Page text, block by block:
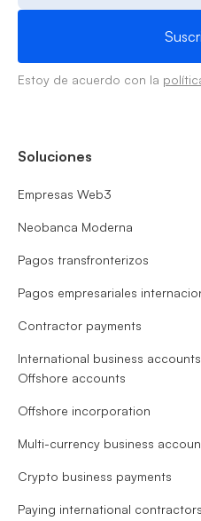
Estoy de acuerdo con la
Soluciones
Empresas Web3
Neobanca Moderna
Pagos transfronterizos
Pagos empresariales
Contractor payments
International business accounts
Offshore accounts
Offshore incorporation
Multi-currency business
Crypto business payments
Paying international contractors